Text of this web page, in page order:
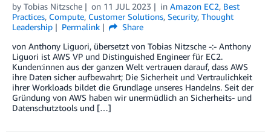
by Tobias Nitzsche on 11 JUL 2023 in Amazon EC2, Best
Practices, Compute, Customer Solutions, Security, Thought
Leadership
Permalink
Share
von Anthony Liguori, übersetzt von Tobias Nitzsche -:- Anthony
Liguori ist AWS VP und Distinguished Engineer für EC2.
Kunden:innen aus der ganzen Welt vertrauen darauf, dass AWS
ihre Daten sicher aufbewahrt; Die Sicherheit und Vertraulichkeit
ihrer Workloads bildet die Grundlage unseres Handelns. Seit der
Gründung von AWS haben wir unermüdlich an Sicherheits- und
Datenschutztools und […]